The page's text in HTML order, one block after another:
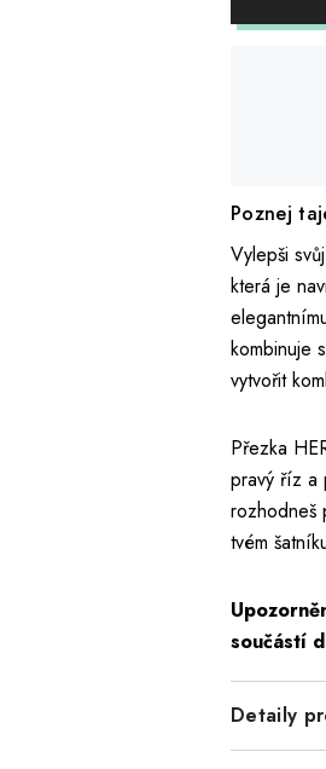
Poznej
Vylepši
která je
kombinuje
vytvořit
Přezka
pravý říz a
rozhodneš
tvém
součástí
Detaily